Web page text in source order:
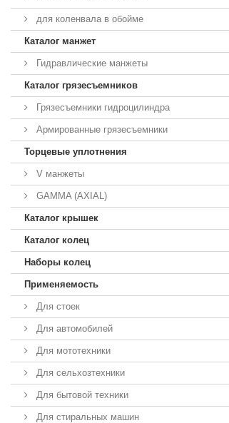
для коленвала в обойме
Каталог манжет
Гидравлические манжеты
Каталог грязесъемников
Грязесъемники гидроцилиндра
Армированные грязесъемники
Торцевые уплотнения
V манжеты
GAMMA (AXIAL)
Каталог крышек
Каталог колец
Наборы колец
Применяемость
Для стоек
Для автомобилей
Для мототехники
Для сельхозтехники
Для бытовой техники
Для стиральных машин